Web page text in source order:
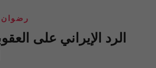
رضوان
الرد الإيراني على